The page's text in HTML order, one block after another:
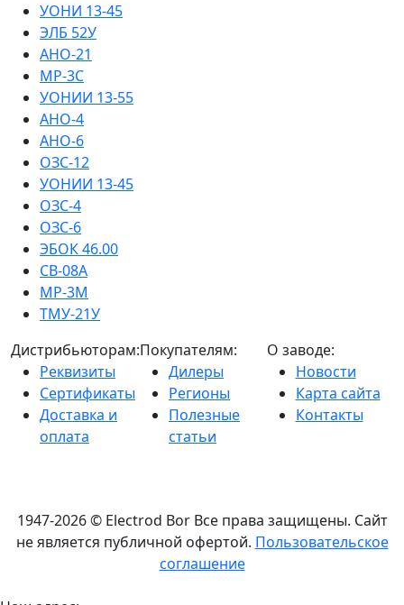
УОНИ 13-45
ЭЛБ 52У
АНО-21
МР-3С
УОНИИ 13-55
АНО-4
АНО-6
ОЗС-12
УОНИИ 13-45
ОЗС-4
ОЗС-6
ЭБОК 46.00
СВ-08А
МР-3М
ТМУ-21У
Дистрибьюторам:
Реквизиты
Сертификаты
Доставка и
оплата
Покупателям:
Дилеры
Регионы
Полезные
статьи
О заводе:
Новости
Карта сайта
Контакты
1947-2026 © Electrod Bor Все права защищены. Сайт
не является публичной офертой. Пользовательское
соглашение